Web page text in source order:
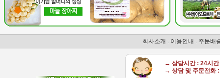
회사소개 : 이용안내 : 주문배
→ 상담시간 : 24시간
→ 상담 및 주문전화